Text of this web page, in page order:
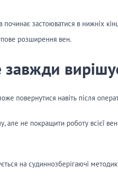
застоюватися в нижніх
розширення вен.
повернутися навіть після
не покращити роботу всієї
на судиннозберігаючі